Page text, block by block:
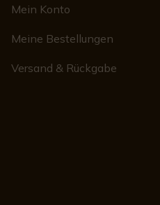
Mein Konto
Meine Bestellungen
Versand & Rückgabe